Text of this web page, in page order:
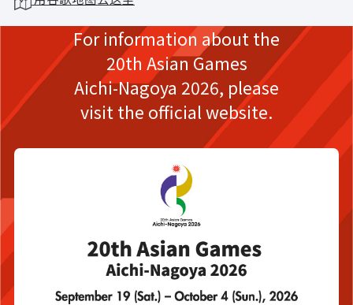
For information about the
20th Asian Games
Aichi-Nagoya 2026, please
visit the official website.